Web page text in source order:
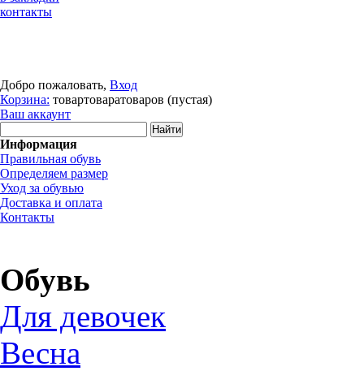
контакты
Добро пожаловать, Вход
Корзина: товартоваратоваров (пустая)
Ваш аккаунт
Информация
Правильная обувь
Определяем размер
Уход за обувью
Доставка и оплата
Контакты
Обувь
Для девочек
Весна